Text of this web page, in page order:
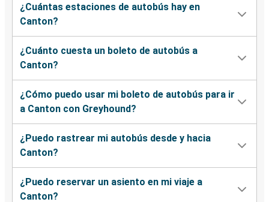
¿Cuántas estaciones de autobús hay en
Canton?
¿Cuánto cuesta un boleto de autobús a
Canton?
¿Cómo puedo usar mi boleto de autobús para ir
a Canton con Greyhound?
¿Puedo rastrear mi autobús desde y hacia
Canton?
¿Puedo reservar un asiento en mi viaje a
Canton?